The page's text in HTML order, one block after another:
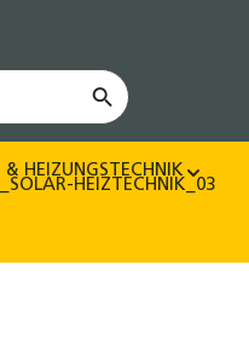
& HEIZUNGSTECHNIK